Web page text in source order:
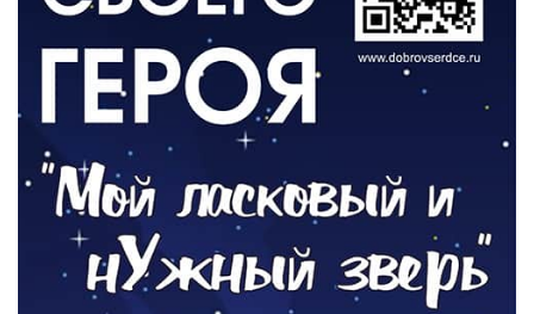
Новый настил на экотропе
05.08.2026